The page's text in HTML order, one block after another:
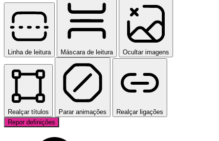
Linha de leitura Máscara de leitura Ocultar imagens
Realçar títulos Parar animações
Realçar ligações
Repor definições